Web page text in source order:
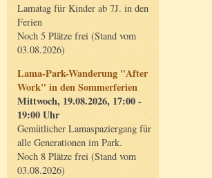
Lamatag für Kinder ab 7J. in den
Ferien
Noch 5 Plätze frei (Stand vom
03.08.2026)
Lama-Park-Wanderung "After
Work" in den Sommerferien
Mittwoch, 19.08.2026, 17:00 -
19:00 Uhr
Gemütlicher Lamaspaziergang für
alle Generationen im Park.
Noch 8 Plätze frei (Stand vom
03.08.2026)